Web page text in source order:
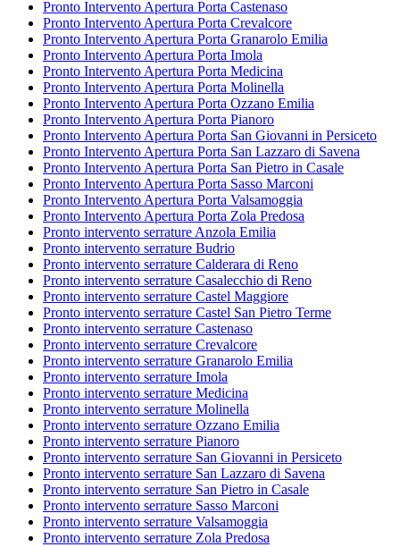
Pronto Intervento Apertura Porta Castenaso
Pronto Intervento Apertura Porta Crevalcore
Pronto Intervento Apertura Porta Granarolo Emilia
Pronto Intervento Apertura Porta Imola
Pronto Intervento Apertura Porta Medicina
Pronto Intervento Apertura Porta Molinella
Pronto Intervento Apertura Porta Ozzano Emilia
Pronto Intervento Apertura Porta Pianoro
Pronto Intervento Apertura Porta San Giovanni in Persiceto
Pronto Intervento Apertura Porta San Lazzaro di Savena
Pronto Intervento Apertura Porta San Pietro in Casale
Pronto Intervento Apertura Porta Sasso Marconi
Pronto Intervento Apertura Porta Valsamoggia
Pronto Intervento Apertura Porta Zola Predosa
Pronto intervento serrature Anzola Emilia
Pronto intervento serrature Budrio
Pronto intervento serrature Calderara di Reno
Pronto intervento serrature Casalecchio di Reno
Pronto intervento serrature Castel Maggiore
Pronto intervento serrature Castel San Pietro Terme
Pronto intervento serrature Castenaso
Pronto intervento serrature Crevalcore
Pronto intervento serrature Granarolo Emilia
Pronto intervento serrature Imola
Pronto intervento serrature Medicina
Pronto intervento serrature Molinella
Pronto intervento serrature Ozzano Emilia
Pronto intervento serrature Pianoro
Pronto intervento serrature San Giovanni in Persiceto
Pronto intervento serrature San Lazzaro di Savena
Pronto intervento serrature San Pietro in Casale
Pronto intervento serrature Sasso Marconi
Pronto intervento serrature Valsamoggia
Pronto intervento serrature Zola Predosa